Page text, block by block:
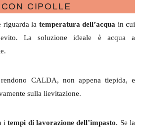
CON CIPOLLE
riguarda la temperatura dell’acqua in cui
La soluzione ideale è acqua a
CALDA, non appena tiepida, e
sulla lievitazione.
itempi di lavorazione dell’impasto. Se la